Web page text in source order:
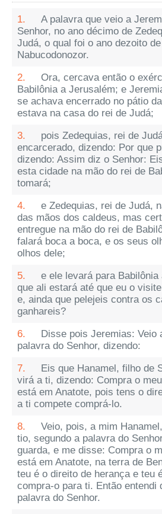
1.
A palavra que veio a
Senhor, no ano décimo de
Judá, o qual foi o ano dezoito de
Nabucodonozor.
2.
Ora, cercava então o
Babilônia a Jerusalém; e
se achava encerrado no pátio
estava na casa do rei de Judá;
3.
pois Zedequias, rei de
encarcerado, dizendo: Por que
dizendo: Assim diz o Senhor:
esta cidade na mão do rei de
tomará;
4.
e Zedequias, rei de Judá,
das mãos dos caldeus, mas
entregue na mão do rei de
falará boca a boca, e os seus
olhos dele;
5.
e ele levará para Babilônia
que ali estará até que eu o
e, ainda que pelejeis contra os
ganhareis?
6.
Disse pois Jeremias: Veio
palavra do Senhor, dizendo:
7.
Eis que Hanamel, filho de
virá a ti, dizendo: Compra o
está em Anatote, pois tens o
a ti compete comprá-lo.
8.
Veio, pois, a mim
tio, segundo a palavra do
guarda, e me disse: Compra o
está em Anatote, na terra de
teu é o direito de herança e teu
compra-o para ti. Então entendi
palavra do Senhor.